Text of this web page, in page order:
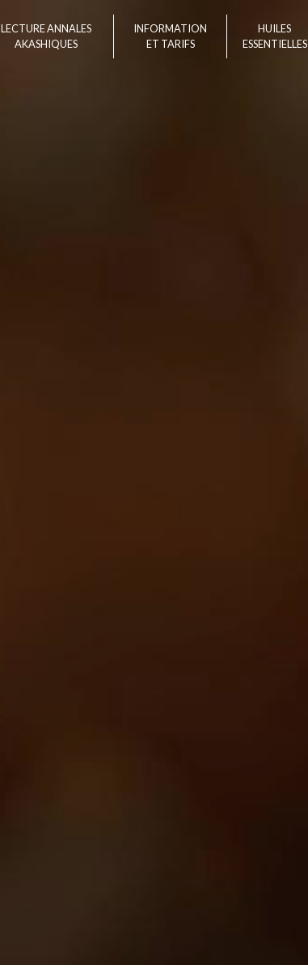
LECTURE ANNALES
AKASHIQUES
INFORMATION
ET TARIFS
HUILES
ESSENTIELLES